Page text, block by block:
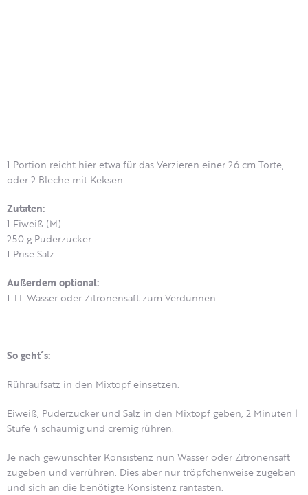
1 Portion reicht hier etwa für das Verzieren einer 26 cm Torte,
oder 2 Bleche mit Keksen.
Zutaten:
1 Eiweiß (M)
250 g Puderzucker
1 Prise Salz
Außerdem optional:
1 TL Wasser oder Zitronensaft zum Verdünnen
So geht´s:
Rühraufsatz in den Mixtopf einsetzen.
Eiweiß, Puderzucker und Salz in den Mixtopf geben, 2 Minuten |
Stufe 4 schaumig und cremig rühren.
Je nach gewünschter Konsistenz nun Wasser oder Zitronensaft
zugeben und verrühren. Dies aber nur tröpfchenweise zugeben
und sich an die benötigte Konsistenz rantasten.